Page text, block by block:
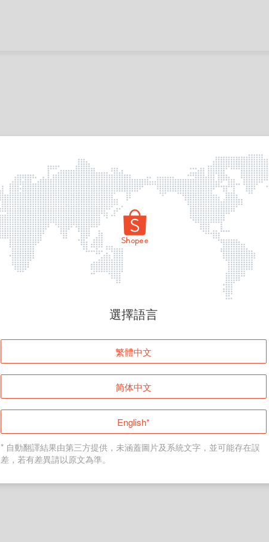
頁面無法顯示
登入
返回首頁
選擇語言
繁體中文
简体中文
English*
* 自動翻譯結果由第三方提供，未涵蓋圖片及系統文字，並可能存在誤
差，若有差異請以原文為準。